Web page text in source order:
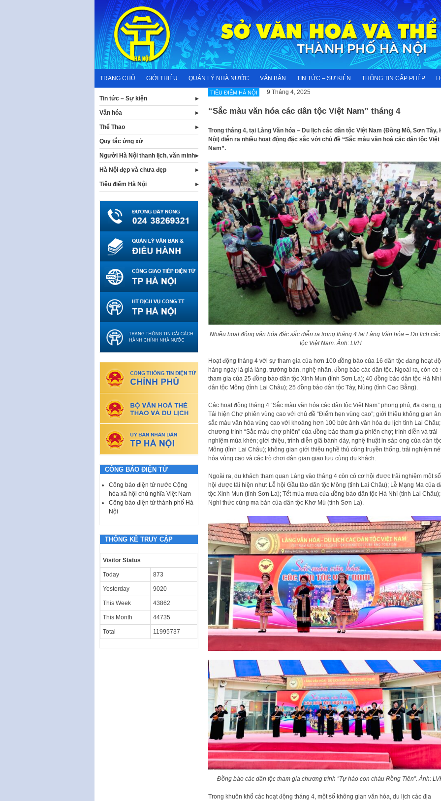
content
TRANG CHỦ GIỚI THIỆU QUẢN LÝ NHÀ NƯỚC VĂN BẢN TIN TỨC – SỰ KIỆN THÔNG TIN CẤP PHÉP
TIÊU ĐIỂM HÀ NỘI 9 Tháng 4, 2025
“Sắc màu văn hóa các dân tộc Việt Nam” tháng 4
Trong tháng 4, tại Làng Văn hóa – Du lịch các dân tộc Việt Nam (Đồng Mô, Sơn Tây,
Nội) diễn ra nhiều hoạt động đặc sắc với chủ đề “Sắc màu văn hoá các dân tộc Việt
Nam”.
Nhiều hoạt động văn hóa đặc sắc diễn ra trong tháng 4 tại Làng Văn hóa – Du lịch các
tộc Việt Nam. Ảnh: LVH
Hoạt động tháng 4 với sự tham gia của hơn 100 đồng bào của 16 dân tộc đang hoạt
hàng ngày là già làng, trưởng bản, nghệ nhân, đồng bào các dân tộc. Ngoài ra, còn có
tham gia của 25 đồng bào dân tộc Xinh Mun (tỉnh Sơn La); 40 đồng bào dân tộc Hà Nhì,
dân tộc Mông (tỉnh Lai Châu); 25 đồng bào dân tộc Tày, Nùng (tỉnh Cao Bằng).
Các hoạt động tháng 4 “Sắc màu văn hóa các dân tộc Việt Nam” phong phú, đa dạng,
Tái hiện Chợ phiên vùng cao với chủ đề “Điểm hẹn vùng cao”; giới thiệu không gian
sắc màu văn hóa vùng cao với khoảng hơn 100 bức ảnh văn hóa du lịch tỉnh Lai Châu;
chương trình “Sắc màu chợ phiên” của đồng bào tham gia phiên chợ; trình diễn và trải
nghiệm múa khèn; giới thiệu, trình diễn giã bánh dày, nghệ thuật in sáp ong của dân
Mông (tỉnh Lai Châu); không gian giới thiệu nghề thủ công truyền thống, trải nghiệm
hóa vùng cao và các trò chơi dân gian giao lưu cùng du khách.
Ngoài ra, du khách tham quan Làng vào tháng 4 còn có cơ hội được trải nghiệm một
hội được tái hiện như: Lễ hội Gầu tào dân tộc Mông (tỉnh Lai Châu); Lễ Mạng Ma của
tộc Xinh Mun (tỉnh Sơn La); Tết mùa mưa của đồng bào dân tộc Hà Nhì (tỉnh Lai Châu);
Nghi thức cúng ma bản của dân tộc Khơ Mú (tỉnh Sơn La).
Đồng bào các dân tộc tham gia chương trình “Tự hào con cháu Rồng Tiên”. Ảnh:
Trong khuôn khổ các hoạt động tháng 4, một số không gian văn hóa, du lịch các địa
Tin tức – Sự kiện
Văn hóa
Thể Thao
Quy tắc ứng xử
Người Hà Nội thanh lịch, văn minh
Hà Nội đẹp và chưa đẹp
Tiêu điểm Hà Nội
CÔNG BÁO ĐIỆN TỬ
Công báo điện tử nước Cộng
hòa xã hội chủ nghĩa Việt Nam
Công báo điện tử thành phố Hà
Nội
THỐNG KÊ TRUY CẬP
Visitor Status
Today 873
Yesterday 9020
This Week 43862
This Month 44735
Total 11995737